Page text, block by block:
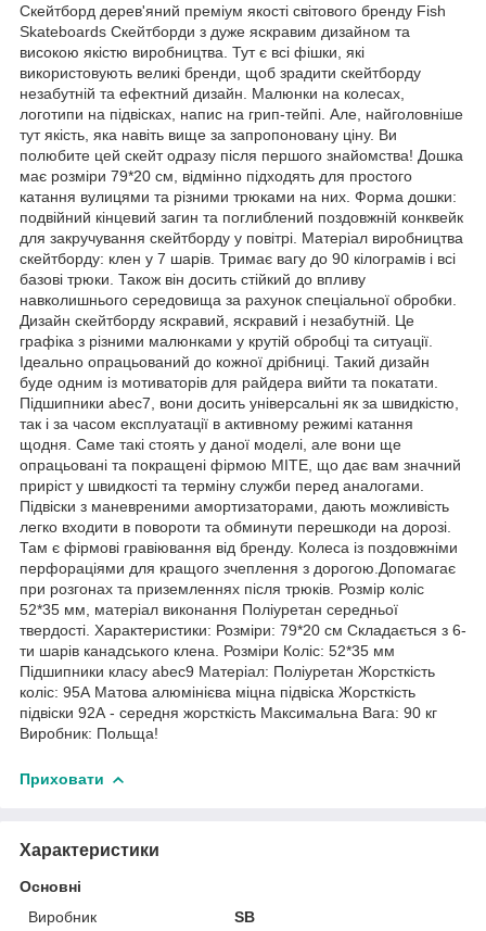
Скейтборд дерев'яний преміум якості світового бренду Fish
Skateboards Скейтборди з дуже яскравим дизайном та
високою якістю виробництва. Тут є всі фішки, які
використовують великі бренди, щоб зрадити скейтборду
незабутній та ефектний дизайн. Малюнки на колесах,
логотипи на підвісках, напис на грип-тейпі. Але, найголовніше
тут якість, яка навіть вище за запропоновану ціну. Ви
полюбите цей скейт одразу після першого знайомства! Дошка
має розміри 79*20 см, відмінно підходять для простого
катання вулицями та різними трюками на них. Форма дошки:
подвійний кінцевий загин та поглиблений поздовжній конквейк
для закручування скейтборду у повітрі. Матеріал виробництва
скейтборду: клен у 7 шарів. Тримає вагу до 90 кілограмів і всі
базові трюки. Також він досить стійкий до впливу
навколишнього середовища за рахунок спеціальної обробки.
Дизайн скейтборду яскравий, яскравий і незабутній. Це
графіка з різними малюнками у крутій обробці та ситуації.
Ідеально опрацьований до кожної дрібниці. Такий дизайн
буде одним із мотиваторів для райдера вийти та покатати.
Підшипники abec7, вони досить універсальні як за швидкістю,
так і за часом експлуатації в активному режимі катання
щодня. Саме такі стоять у даної моделі, але вони ще
опрацьовані та покращені фірмою MITE, що дає вам значний
приріст у швидкості та терміну служби перед аналогами.
Підвіски з маневреними амортизаторами, дають можливість
легко входити в повороти та обминути перешкоди на дорозі.
Там є фірмові гравіювання від бренду. Колеса із поздовжніми
перфораціями для кращого зчеплення з дорогою.Допомагає
при розгонах та приземленнях після трюків. Розмір коліс
52*35 мм, матеріал виконання Поліуретан середньої
твердості. Характеристики: Розміри: 79*20 см Складається з 6-
ти шарів канадського клена. Розміри Коліс: 52*35 мм
Підшипники класу abec9 Матеріал: Поліуретан Жорсткість
коліс: 95А Матова алюмінієва міцна підвіска Жорсткість
підвіски 92А - середня жорсткість Максимальна Вага: 90 кг
Виробник: Польща!
Приховати
Характеристики
Основні
Виробник
SB